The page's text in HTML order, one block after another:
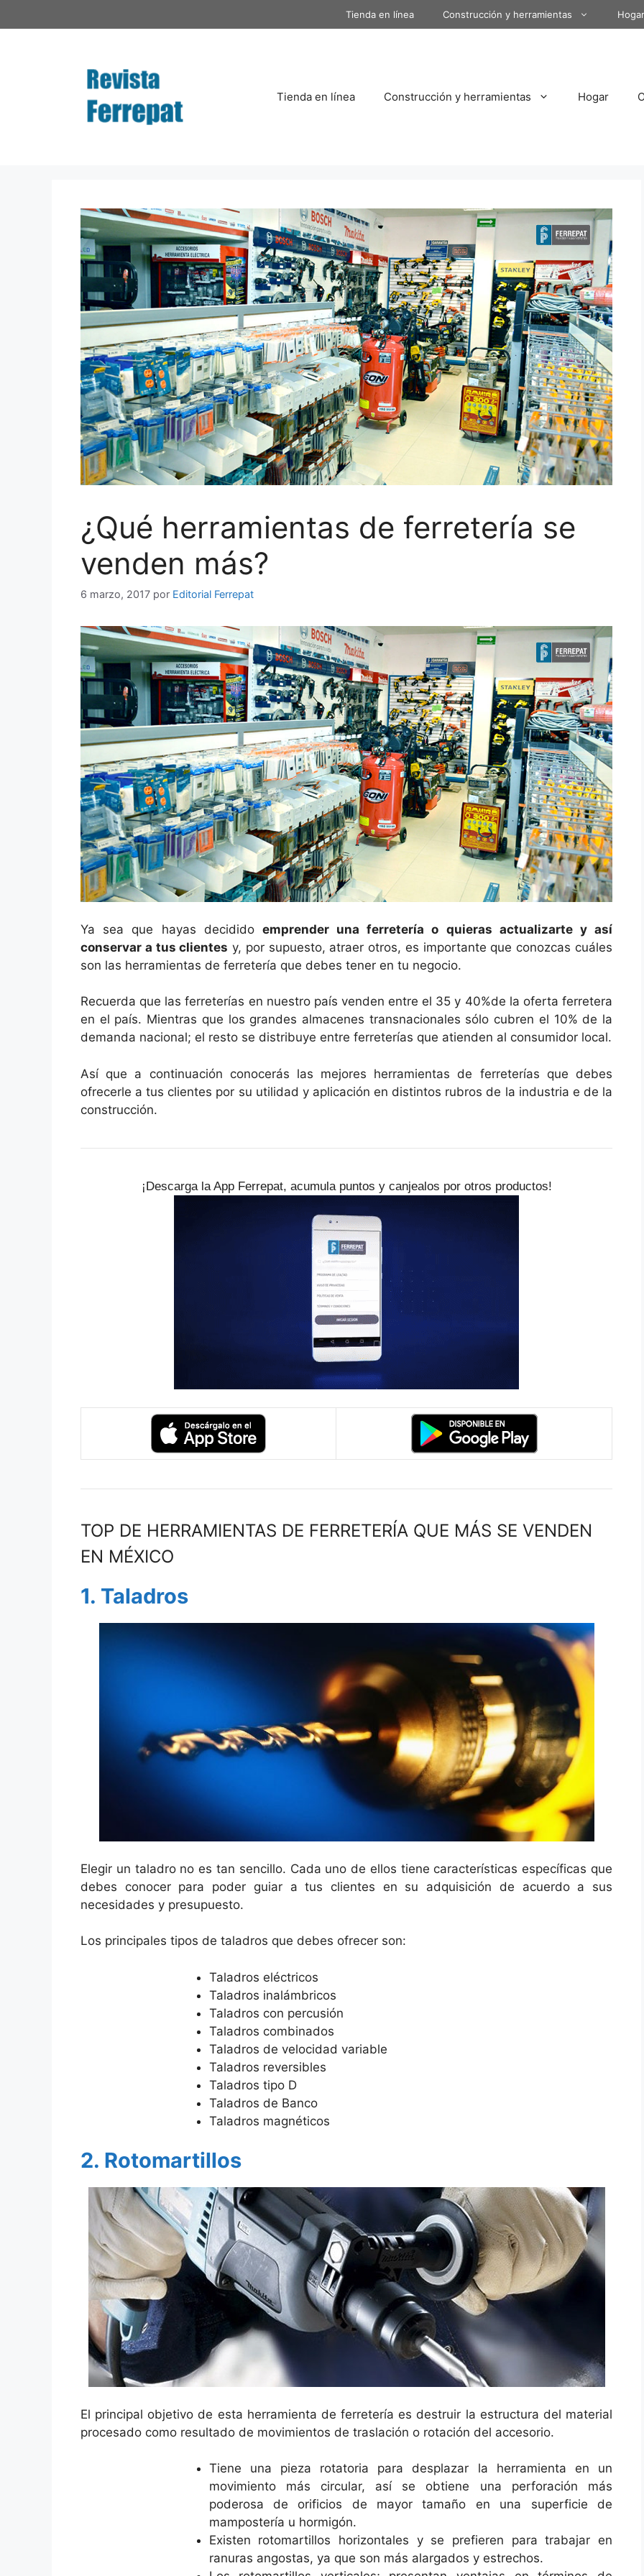
al
Tienda en línea Construcción y herramientas Hogar
Tienda en línea Construcción y herramientas Hogar
¿Qué herramientas de ferretería se
venden más?
6 marzo, 2017 por Editorial Ferrepat
Ya sea que hayas decidido emprender una ferretería o quieras actualizarte y así
conservar a tus clientes y, por supuesto, atraer otros, es importante que conozcas cuáles
son las herramientas de ferretería que debes tener en tu negocio.
Recuerda que las ferreterías en nuestro país venden entre el 35 y 40%de la oferta ferretera
en el país. Mientras que los grandes almacenes transnacionales sólo cubren el 10% de la
demanda nacional; el resto se distribuye entre ferreterías que atienden al consumidor local.
Así que a continuación conocerás las mejores herramientas de ferreterías que debes
ofrecerle a tus clientes por su utilidad y aplicación en distintos rubros de la industria e de la
construcción.
¡Descarga la App Ferrepat, acumula puntos y canjealos por otros productos!
TOP DE HERRAMIENTAS DE FERRETERÍA QUE MÁS SE VENDEN
EN MÉXICO
1. Taladros
Elegir un taladro no es tan sencillo. Cada uno de ellos tiene características específicas que
debes conocer para poder guiar a tus clientes en su adquisición de acuerdo a sus
necesidades y presupuesto.
Los principales tipos de taladros que debes ofrecer son:
Taladros eléctricos
Taladros inalámbricos
Taladros con percusión
Taladros combinados
Taladros de velocidad variable
Taladros reversibles
Taladros tipo D
Taladros de Banco
Taladros magnéticos
2. Rotomartillos
El principal objetivo de esta herramienta de ferretería es destruir la estructura del material
procesado como resultado de movimientos de traslación o rotación del accesorio.
Tiene una pieza rotatoria para desplazar la herramienta en un
movimiento más circular, así se obtiene una perforación más
poderosa de orificios de mayor tamaño en una superficie de
mampostería u hormigón.
Existen rotomartillos horizontales y se prefieren para trabajar en
ranuras angostas, ya que son más alargados y estrechos.